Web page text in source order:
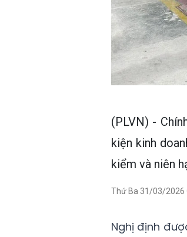
(PLVN) -
kiện kinh
kiểm và niên
Thứ Ba 31/03/2026
Nghị định